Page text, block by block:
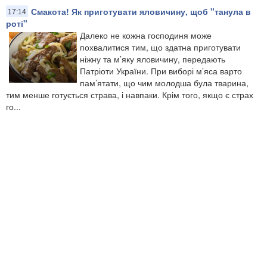
17:14 Смакота! Як приготувати яловичину, щоб "танула в
роті"
Далеко не кожна господиня може
похвалитися тим, що здатна приготувати
ніжну та м’яку яловичину, передають
Патріоти України. При виборі м’яса варто
пам’ятати, що чим молодша була тварина,
тим менше готується страва, і навпаки. Крім того, якщо є страх
го...